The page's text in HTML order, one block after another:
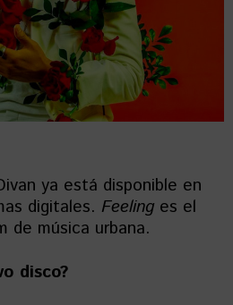
ya está disponible en
digitales. Feeling es el
de música urbana.
disco?